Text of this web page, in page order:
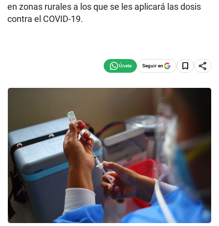
en zonas rurales a los que se les aplicará las dosis
contra el COVID-19.
Seguir en